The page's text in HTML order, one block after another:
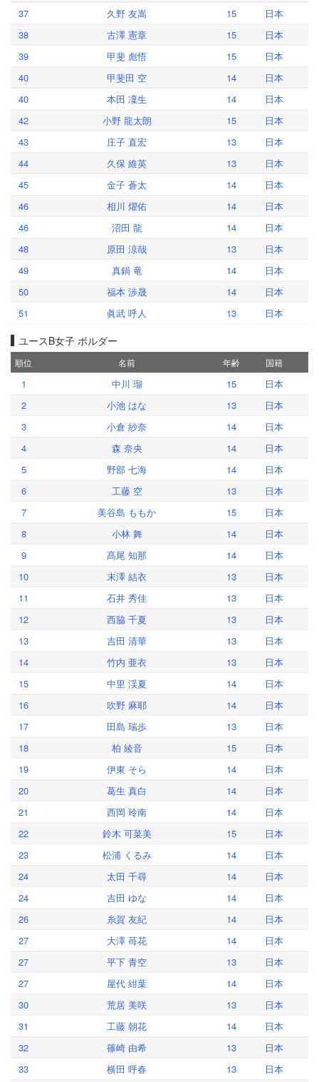
37 久野 友嵩 15
日本
38
古澤 憲章 15
日本
39
甲斐 彪悟 15
日本
40
甲斐田 空 14
日本
40
本田 凜生 14
日本
42
小野 龍太朗 15
日本
43
庄子 直宏 13
日本
44
久保 維英 13
日本
45
金子 蒼太 14
日本
46
相川 燿佑 14
日本
46
沼田 龍 14
日本
48
原田 涼哉 13
日本
49
真鍋 竜 14
日本
50
福本 渉晟 14
日本
51
眞武 呼人 13 日本
ユースB女子 ボルダー
順位 名前 年齢 国籍
1 中川 瑠 15
日本
2
小池 はな 13
日本
3
小倉 紗奈 14
日本
4
森 奈央 14
日本
5
野部 七海 14
日本
6
工藤 空 13
日本
7
美谷島 ももか 15
日本
8
小林 舞 14
日本
9
髙尾 知那 14
日本
10
末澤 結衣 13
日本
11
石井 秀佳 13
日本
12
西脇 千夏 13
日本
13
吉田 清華 13
日本
14
竹内 亜衣 13
日本
15
中里 渓夏 14
日本
16
吹野 麻耶 14
日本
17
田島 瑞歩 13
日本
18
柏 綾音 15
日本
19
伊東 そら 14
日本
20
葛生 真白 14
日本
21
西岡 玲南 14
日本
22
鈴木 可菜美 15
日本
23
松浦 くるみ 14
日本
24
太田 千尋 14
日本
24
吉田 ゆな 14
日本
26
糸賀 友紀 14
日本
27
大澤 苺花 14
日本
27
平下 青空 13
日本
27
屋代 紺葉 14
日本
30
荒居 美咲 13
日本
31
工藤 朝花 14
日本
32
篠崎 由希 13
日本
33
横田 呼春 13
日本